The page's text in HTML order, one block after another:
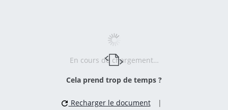
En cours de chargement…
Cela prend trop de temps ?
Recharger le document
|